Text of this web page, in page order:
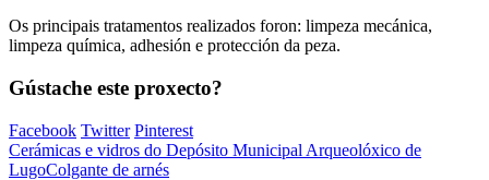
Os principais tratamentos realizados foron: limpeza mecánica,
limpeza química, adhesión e protección da peza.
Gústache este proxecto?
Facebook Twitter Pinterest
Cerámicas e vidros do Depósito Municipal Arqueolóxico de
LugoColgante de arnés